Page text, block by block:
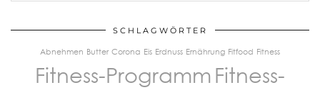
SCHLAGWÖRTER
Abnehmen Butter Corona Eis Erdnuss Ernährung Fitfood Fitness
Fitness-ProgrammFitness-